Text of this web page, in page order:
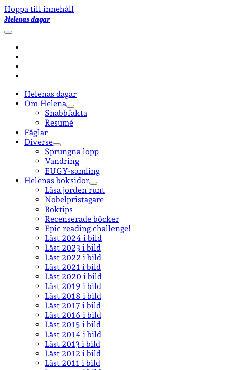
Hoppa till innehåll
Helenas dagar
öppna
Helenas dagar
Om Helena
öppna
undermeny
Snabbfakta
Resumé
Fåglar
Diverse
öppna
undermeny
Sprungna lopp
Vandring
EUGY-samling
Helenas boksidor
öppna
undermeny
Läsa jorden runt
Nobelpristagare
Boktips
Recenserade böcker
Epic reading challenge!
Läst 2024 i bild
Läst 2023 i bild
Läst 2022 i bild
Läst 2021 i bild
Läst 2020 i bild
Läst 2019 i bild
Läst 2018 i bild
Läst 2017 i bild
Läst 2016 i bild
Läst 2015 i bild
Läst 2014 i bild
Läst 2013 i bild
Läst 2012 i bild
Läst 2011 i bild